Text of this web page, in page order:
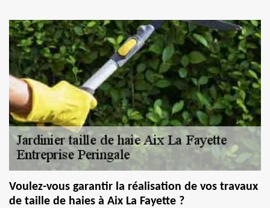
Voulez-vous garantir la réalisation de vos travaux
de taille de haies à Aix La Fayette ?